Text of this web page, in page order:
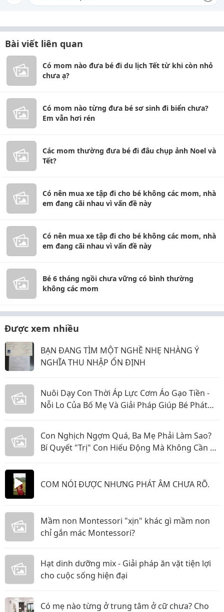
Bài viết liên quan
Có mom nào đưa bé đi du lịch Tết từ khi còn nhỏ
chưa ạ?
Có mom nào từng đưa bé sơ sinh đi biển chưa?
Em vẫn hơi rén
Các mom thường đưa bé đi đâu chụp ảnh Noel và
Tết?
Có nên mua xe tập đi cho bé không các mom, nhà
em đang cãi nhau vì vấn đề này
Có nên mua xe tập đi cho bé không các mom, nhà
em đang cãi nhau vì vấn đề này
Bé 6 tháng ngồi chưa vững có bình thường
không các mom
Được xem nhiều
BẠN ĐANG TÌM MỘT NGHỀ NHẸ NHÀNG Ý
NGHĨA THU NHẬP ỔN ĐỊNH
Nuôi Dạy Con Thời Áp Lực Cơm Áo Gạo Tiền -
Nỗi Lo Của Bố Mẹ Và Giải Pháp Giúp Bé Phát
Con Nghịch Ngợm Quá, Ba Mẹ Phải Làm Sao?
Bí Quyết "Trị" Con Hiếu Động Mà Không Cần La
COM NÓI ĐƯỢC NHƯNG PHÁT ÂM CHƯA RÕ.
Mầm non Montessori "xịn" khác gì mầm non
chỉ gắn mác Montessori?
Hạt dinh dưỡng mix - Giải pháp ăn vặt tiện lợi
cho cuộc sống hiện đại
Có mẹ nào từng ở trung tâm ở cữ chưa? Cho